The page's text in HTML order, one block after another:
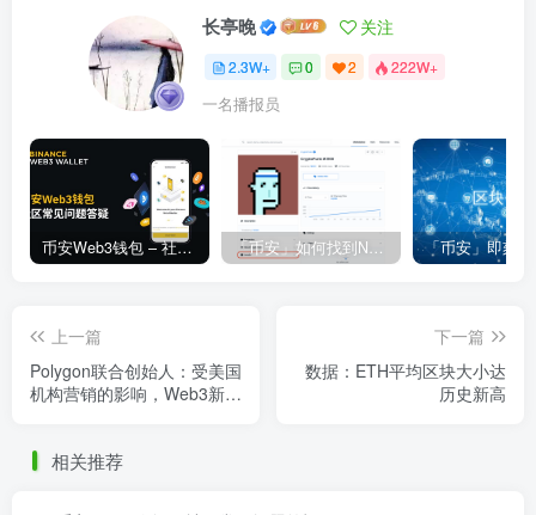
长亭晚 关注
2.3W+ 0 2 222W+
一名播报员
币安Web3钱包 – 社区常见问题答疑 「币安」如何找到NFT合约地址？
上一篇
Polygon联合创始人：受美国
机构营销的影响，Web3新人
下一篇
数据：ETH平均区块大小达
历史新高
相关推荐